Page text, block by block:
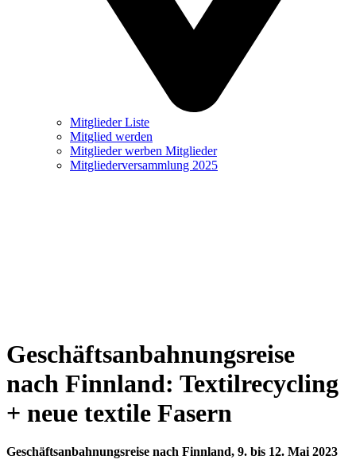
Mitglieder Liste
Mitglied werden
Mitglieder werben Mitglieder
Mitgliederversammlung 2025
Geschäftsanbahnungsreise
nach Finnland: Textilrecycling
+ neue textile Fasern
Geschäftsanbahnungsreise nach Finnland, 9. bis 12. Mai 2023